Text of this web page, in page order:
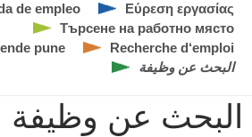
Εύρεση εργασίας
de empleo
Търсене на работно място
Recherche d‘emploi
pune
البحث عن وظيفة
البحث عن وظيفة